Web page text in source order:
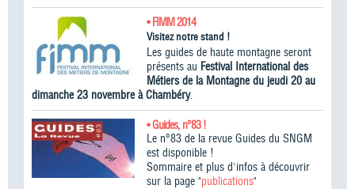
• FIMM 2014
Visitez notre stand !
Les guides de haute montagne seront
présents au Festival International des
Métiers de la Montagne du jeudi 20 au
dimanche 23 novembre à Chambéry.
• Guides, n°83 !
Le n°83 de la revue Guides du SNGM
est disponible !
Sommaire et plus d'infos à découvrir
sur la page "publications"